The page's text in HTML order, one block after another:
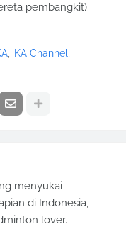
pembangkit).
KA Channel
menyukai
di Indonesia,
lover.